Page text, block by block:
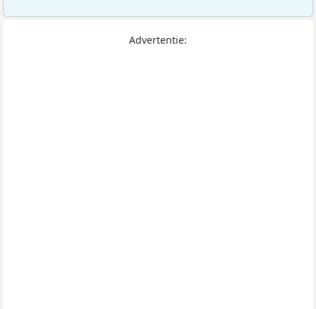
Advertentie: